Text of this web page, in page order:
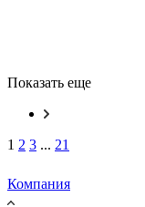
Показать еще
1 2 3 ... 21
Компания